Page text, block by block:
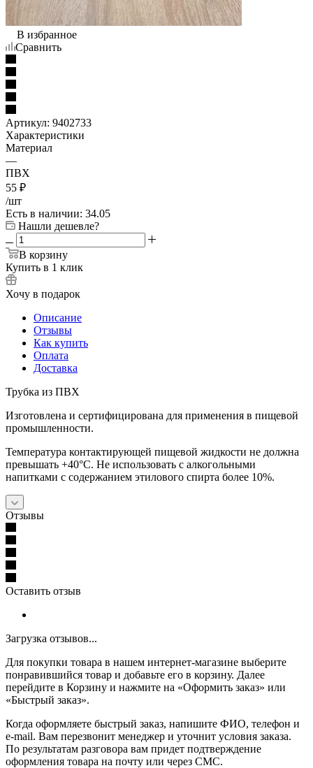
В избранное
Сравнить
Артикул: 9402733
Характеристики
Материал
—
ПВХ
55 ₽
/шт
Есть в наличии: 34.05
Нашли дешевле?
В корзину
Купить в 1 клик
Хочу в подарок
Описание
Отзывы
Как купить
Оплата
Доставка
Трубка из ПВХ
Изготовлена и сертифицирована для применения в пищевой
промышленности.
Температура контактирующей пищевой жидкости не должна
превышать +40°C. Не использовать с алкогольными
напитками с содержанием этилового спирта более 10%.
Отзывы
Оставить отзыв
Загрузка отзывов...
Для покупки товара в нашем интернет-магазине выберите
понравившийся товар и добавьте его в корзину. Далее
перейдите в Корзину и нажмите на «Оформить заказ» или
«Быстрый заказ».
Когда оформляете быстрый заказ, напишите ФИО, телефон и
e-mail. Вам перезвонит менеджер и уточнит условия заказа.
По результатам разговора вам придет подтверждение
оформления товара на почту или через СМС.